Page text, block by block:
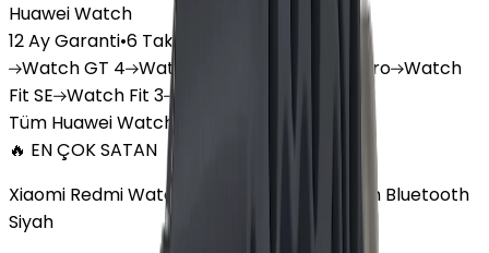
Huawei Watch
12 Ay Garanti•6 Taksit
WatchGT 4 Watch GT 5 Pro Watch
Fit SE Watch Fit 3
Tüm Huawei Watch'lar
🔥 EN ÇOK SATAN
Xiaomi Redmi Watch 3 Active Plastik 47mm Bluetooth
Siyah